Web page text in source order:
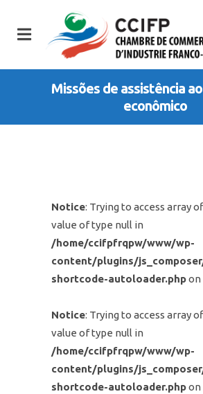
Missões de assistência
econômico
Notice: Trying to access array
value of type null in
/home/ccifpfrqpw/www/wp-
content/plugins/
shortcode-autoloader.phpon
Notice: Trying to access array
value of type null in
/home/ccifpfrqpw/www/wp-
content/plugins/
shortcode-autoloader.phpon